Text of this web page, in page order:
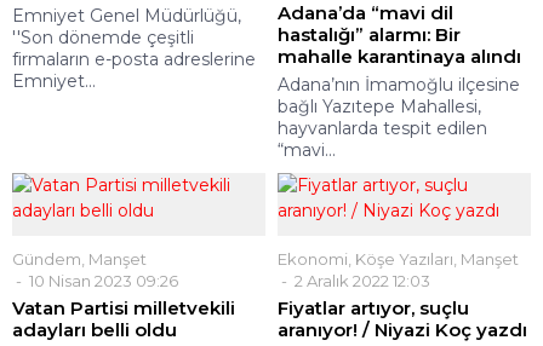
Emniyet Genel Müdürlüğü,
''Son dönemde çeşitli
firmaların e-posta adreslerine
Emniyet...
Adana’da “mavi dil
hastalığı” alarmı: Bir
mahalle karantinaya alındı
Adana’nın İmamoğlu ilçesine
bağlı Yazıtepe Mahallesi,
hayvanlarda tespit edilen
“mavi...
Gündem Manşet
10 Nisan 2023 09:26
Vatan Partisi milletvekili
adayları belli oldu
Ekonomi Köşe Yazıları Manşet
2 Aralık 2022 12:03
Fiyatlar artıyor, suçlu
aranıyor! / Niyazi Koç yazdı